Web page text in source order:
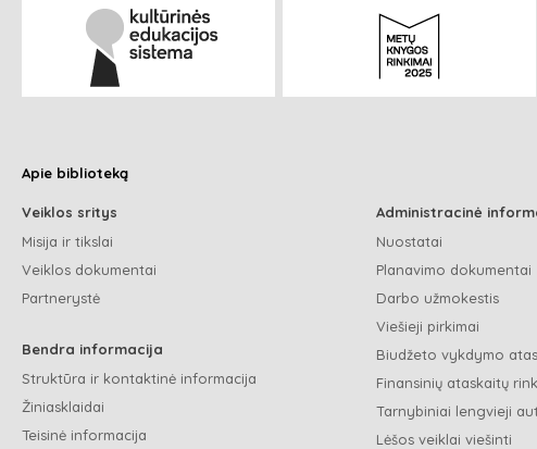
Apie biblioteką
Veiklos sritys
Misija ir tikslai
Veiklos dokumentai
Partnerystė
Bendra informacija
Struktūra ir kontaktinė informacija
Žiniasklaidai
Teisinė informacija
Administracinė
Nuostatai
Planavimo dokumentai
Darbo užmokestis
Viešieji pirkimai
Biudžeto vykdymo
Finansinių ataskaitų
Tarnybiniai lengvieji
Lėšos veiklai viešinti